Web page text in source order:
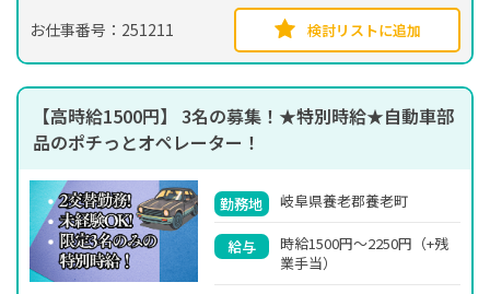
お仕事番号：251211 検討リストに追加
【高時給1500円】 3名の募集！★特別時給★自動車部
品のポチっとオペレーター！
勤務地 岐阜県養老郡養老町
給与
時給1500円～2250円（+残
業手当）